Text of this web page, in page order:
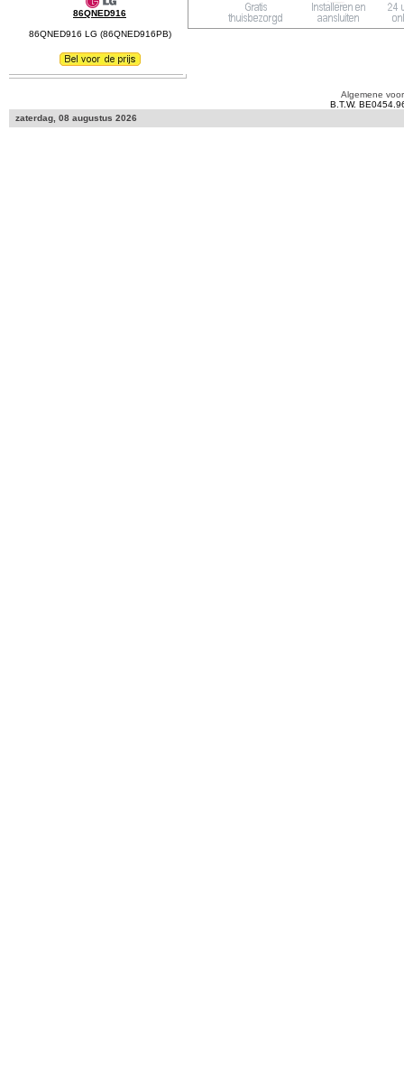
86QNED916
86QNED916 LG (86QNED916PB)
Algemene
B.T.W.
zaterdag, 08 augustus 2026